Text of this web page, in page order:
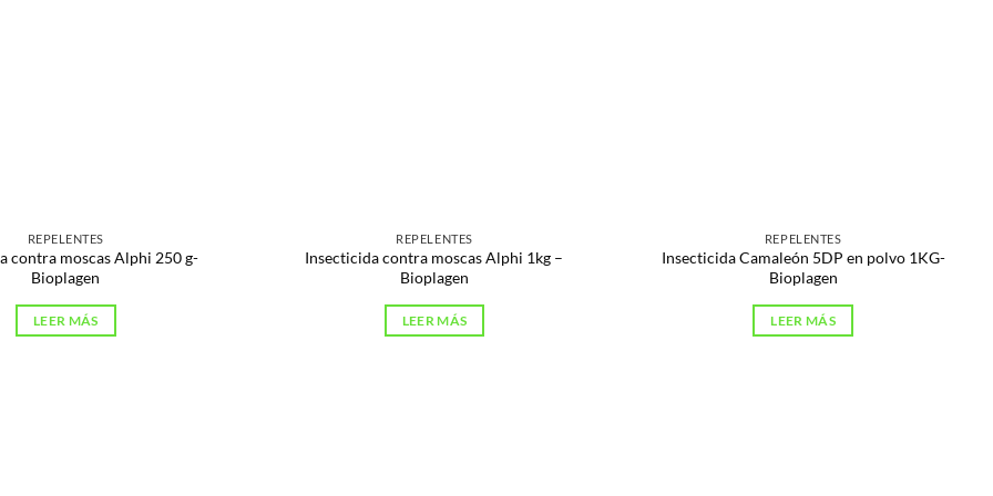
REPELENTES
contra moscas Alphi 250 g-
Bioplagen
LEER MÁS
REPELENTES
Insecticida contra moscas Alphi 1kg –
Bioplagen
LEER MÁS
REPELENTES
Insecticida Camaleón 5DP en polvo 1KG-
Bioplagen
LEER MÁS